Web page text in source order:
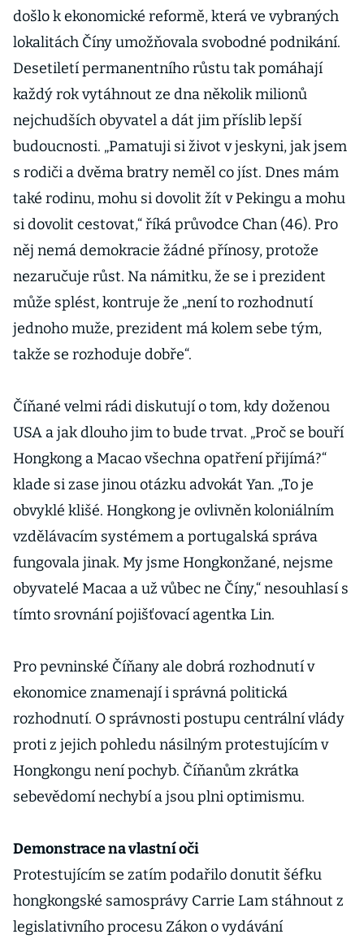
došlo k ekonomické reformě, která ve vybraných
lokalitách Číny umožňovala svobodné podnikání.
Desetiletí permanentního růstu tak pomáhají
každý rok vytáhnout ze dna několik milionů
nejchudších obyvatel a dát jim příslib lepší
budoucnosti. „Pamatuji si život v jeskyni, jak jsem
s rodiči a dvěma bratry neměl co jíst. Dnes mám
také rodinu, mohu si dovolit žít v Pekingu a mohu
si dovolit cestovat,“ říká průvodce Chan (46). Pro
něj nemá demokracie žádné přínosy, protože
nezaručuje růst. Na námitku, že se i prezident
může splést, kontruje že „není to rozhodnutí
jednoho muže, prezident má kolem sebe tým,
takže se rozhoduje dobře“.
Číňané velmi rádi diskutují o tom, kdy doženou
USA a jak dlouho jim to bude trvat. „Proč se bouří
Hongkong a Macao všechna opatření přijímá?“
klade si zase jinou otázku advokát Yan. „To je
obvyklé klišé. Hongkong je ovlivněn koloniálním
vzdělávacím systémem a portugalská správa
fungovala jinak. My jsme Hongkonžané, nejsme
obyvatelé Macaa a už vůbec ne Číny,“ nesouhlasí s
tímto srovnání pojišťovací agentka Lin.
Pro pevninské Číňany ale dobrá rozhodnutí v
ekonomice znamenají i správná politická
rozhodnutí. O správnosti postupu centrální vlády
proti z jejich pohledu násilným protestujícím v
Hongkongu není pochyb. Číňanům zkrátka
sebevědomí nechybí a jsou plni optimismu.
Demonstrace na vlastní oči
Protestujícím se zatím podařilo donutit šéfku
hongkongské samosprávy Carrie Lam stáhnout z
legislativního procesu Zákon o vydávání